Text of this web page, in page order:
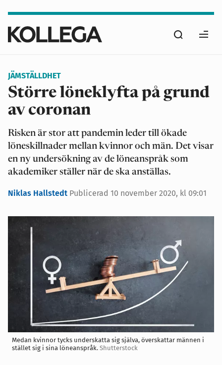
huvudinnehåll
Sök
JÄMSTÄLLDHET
Större löneklyfta på grund
av coronan
Risken är stor att pandemin leder till ökade
löneskillnader mellan kvinnor och män. Det visar
en ny undersökning av de löneanspråk som
akademiker ställer när de ska anställas.
Niklas Hallstedt Publicerad 10 november 2020, kl 09:01
Medan kvinnor tycks underskatta sig själva, överskattar männen i
stället sig i sina löneanspråk. Shutterstock